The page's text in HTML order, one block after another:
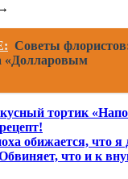
Советы
«Долларовым
тортик
обижается, что я
что и к